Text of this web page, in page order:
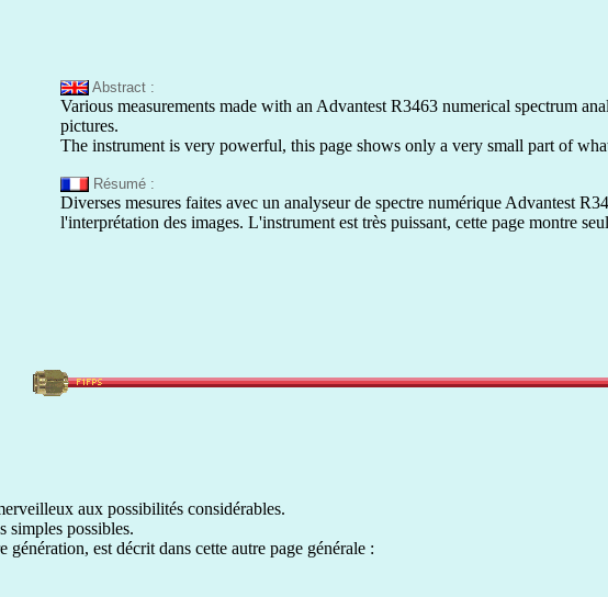
Abstract :
Various measurements made with an Advantest R3463 numerical spectrum
pictures.
The instrument is very powerful, this page shows only a very small part of
Résumé :
Diverses mesures faites avec un analyseur de spectre numérique Advantest
l'interprétation des images. L'instrument est très puissant, cette page montre
aux possibilités considérables.
simples possibles.
est décrit dans cette autre page générale :